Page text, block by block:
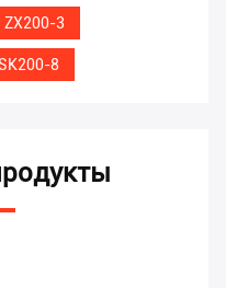
ZX200-3
8